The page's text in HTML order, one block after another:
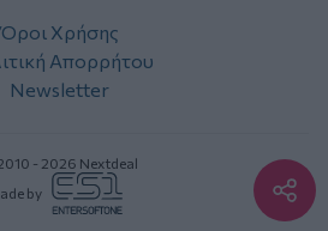
Όροι Χρήσης
Απορρήτου
Newsletter
- 2026 Nextdeal
by